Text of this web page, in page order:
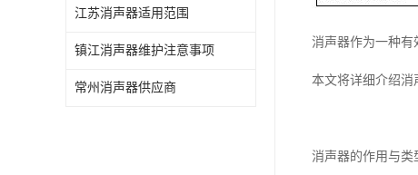
江苏消声器适用范围
镇江消声器维护注意事项
常州消声器供应商
消声器作为一种有
本文将详细介绍消
消声器的作用与类